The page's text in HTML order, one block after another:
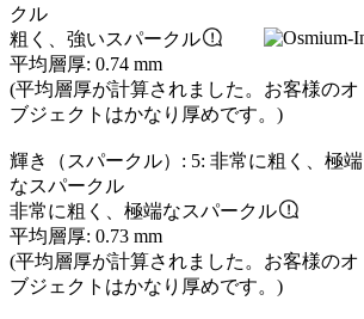
クル
粗く、強いスパークル
平均層厚: 0.74 mm
(平均層厚が計算されました。お客様のオ
ブジェクトはかなり厚めです。)
輝き（スパークル）: 5: 非常に粗く、極端
なスパークル
非常に粗く、極端なスパークル
平均層厚: 0.73 mm
(平均層厚が計算されました。お客様のオ
ブジェクトはかなり厚めです。)